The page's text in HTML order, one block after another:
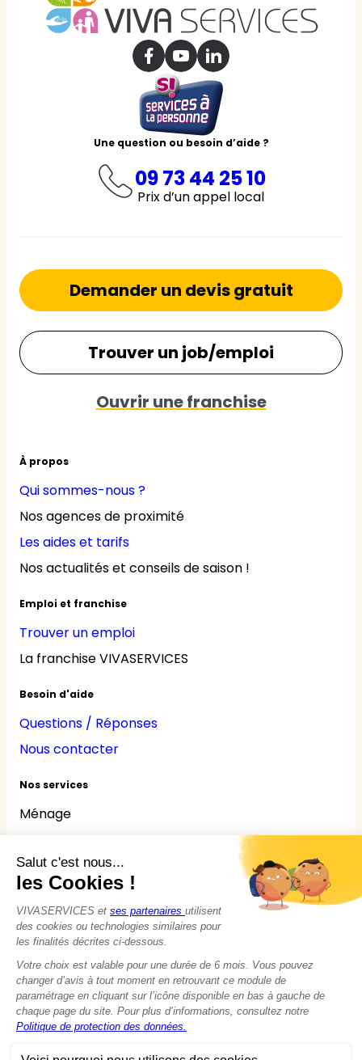
Une question ou besoin d’aide ?
09 73 44 25 10
Prix d’un appel local
À propos
Qui sommes-nous ?
Nos agences de proximité
Les aides et tarifs
Nos actualités et conseils de saison !
Emploi et franchise
Trouver un emploi
La franchise VIVASERVICES
Besoin d'aide
Questions / Réponses
Nous contacter
Nos services
Ménage
Jardinage
Bricolage
Nounou
Seniors
Handicaps
Demander un devis gratuit
Trouver un job/emploi
Ouvrir une franchise
© 2015 - 2026VIVASERVICES
Modifier vos préférences en matière de cookies